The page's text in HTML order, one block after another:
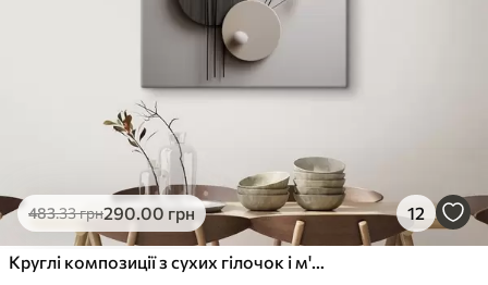
483.33грн290.00 грн 12
Круглі композиції з сухих гілочок і м'яких кульок